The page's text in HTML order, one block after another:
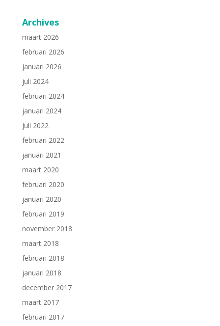
Archives
maart 2026
februari 2026
januari 2026
juli 2024
februari 2024
januari 2024
juli 2022
februari 2022
januari 2021
maart 2020
februari 2020
januari 2020
februari 2019
november 2018
maart 2018
februari 2018
januari 2018
december 2017
maart 2017
februari 2017